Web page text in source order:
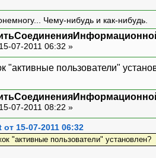
Чему-нибудь и как-нибудь.
15-07-2011 06:32 »
"активные пользователи"
15-07-2011 08:22 »
от 15-07-2011 06:32
"активные пользователи" установлен?